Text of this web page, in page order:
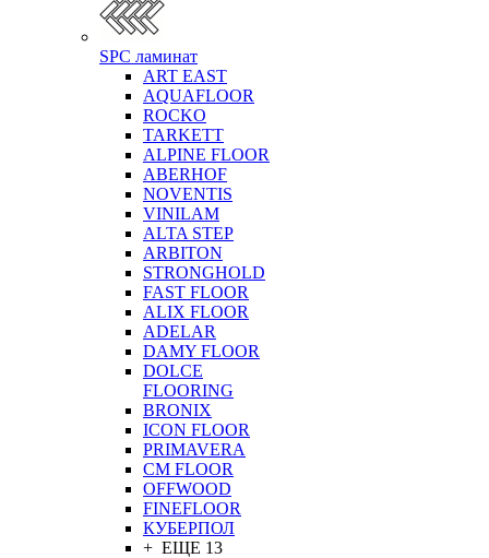
SPC ламинат
ART EAST
AQUAFLOOR
ROCKO
TARKETT
ALPINE FLOOR
ABERHOF
NOVENTIS
VINILAM
ALTA STEP
ARBITON
STRONGHOLD
FAST FLOOR
ALIX FLOOR
ADELAR
DAMY FLOOR
DOLCE
FLOORING
BRONIX
ICON FLOOR
PRIMAVERA
CM FLOOR
OFFWOOD
FINEFLOOR
КУБЕРПОЛ
+ ЕЩЕ 13